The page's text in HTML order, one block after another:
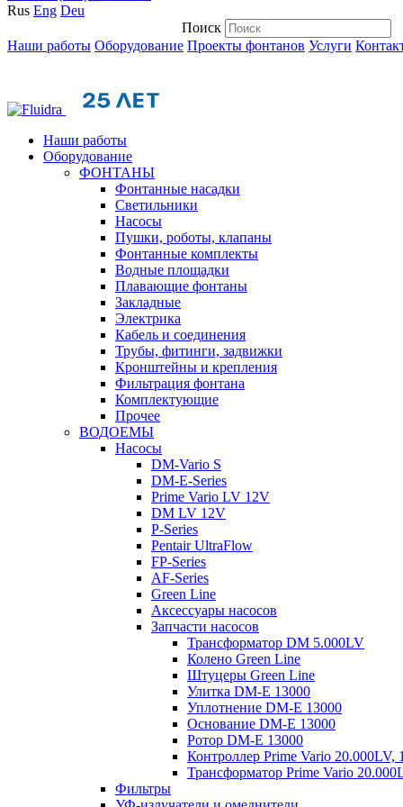
Rus Eng Deu
Поиск
Наши работы Оборудование Проекты фонтанов Услуги
Наши работы
Оборудование
ФОНТАНЫ
Фонтанные насадки
Cветильники
Насосы
Пушки, роботы, клапаны
Фонтанные комплекты
Водные площадки
Плавающие фонтаны
Закладные
Электрика
Кабель и соединения
Трубы, фитинги, задвижки
Кронштейны и крепления
Фильтрация фонтана
Комплектующие
Прочее
ВОДОЕМЫ
Насосы
DM-Vario S
DM-E-Series
Prime Vario LV 12V
DM LV 12V
P-Series
Pentair UltraFlow
FP-Series
AF-Series
Green Line
Аксессуары насосов
Запчасти насосов
Трансформатор DM 5.000LV
Колено Green Line
Штуцеры Green Line
Улитка DM-E 13000
Уплотнение DM-E 13000
Основание DM-E 13000
Ротор DM-E 13000
Контроллер Prime Vario 20.000LV,
Трансформатор Prime Vario
Фильтры